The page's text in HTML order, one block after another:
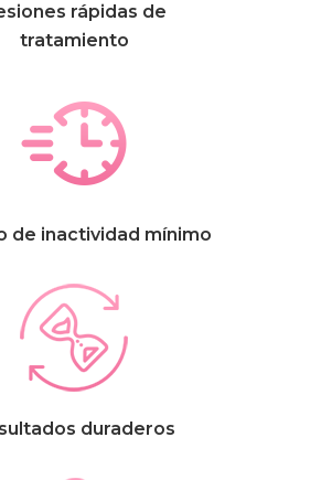
rápidas de
tratamiento
de inactividad mínimo
duraderos